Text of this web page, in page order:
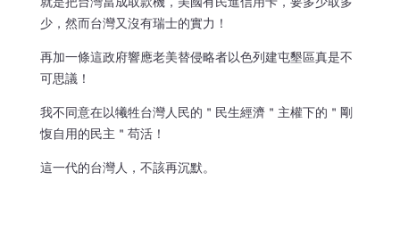
少，然而台灣又沒有瑞士的實力！
再加一條這政府響應老美替侵略者以色列建屯墾區真是不
可思議！
我不同意在以犧牲台灣人民的＂民生經濟＂主權下的＂剛
愎自用的民主＂苟活！
這一代的台灣人，不該再沉默。